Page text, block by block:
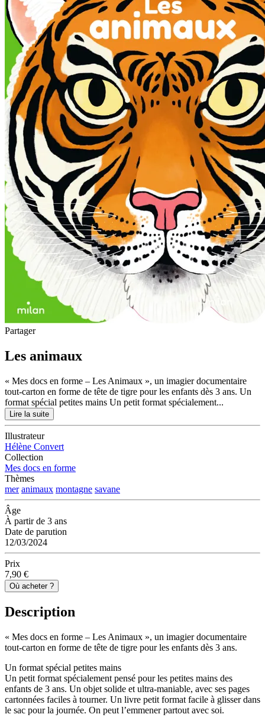
Partager
Les animaux
« Mes docs en forme – Les Animaux », un imagier documentaire
tout-carton en forme de tête de tigre pour les enfants dès 3 ans. Un
format spécial petites mains Un petit format spécialement...
Lire la suite
Illustrateur
Hélène Convert
Collection
Mes docs en forme
Thèmes
mer animaux montagne savane
Âge
À partir de 3 ans
Date de parution
12/03/2024
Prix
7,90 €
Où acheter ?
Description
« Mes docs en forme – Les Animaux », un imagier documentaire
tout-carton en forme de tête de tigre pour les enfants dès 3 ans.
Un format spécial petites mains
Un petit format spécialement pensé pour les petites mains des
enfants de 3 ans. Un objet solide et ultra-maniable, avec ses pages
cartonnées faciles à tourner. Un livre petit format facile à glisser dans
le sac pour la journée. On peut l’emmener partout avec soi.